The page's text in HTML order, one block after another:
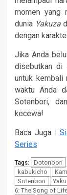
momen yang
dunia Yakuza
dengan
Jika Anda
disebutkan di
untuk kembali
waktu Anda
Sotenbori,
kecewa!
Baca Juga :
Series
Tags: Dotonbori
kabukicho
Sotenbori
6: The Song of